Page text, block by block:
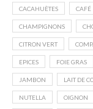
CACAHUÈTES CAFÉ
CHAMPIGNONS
CITRON VERT
EPICES FOIE GRAS
JAMBON LAIT DE
NUTELLA OIGNON